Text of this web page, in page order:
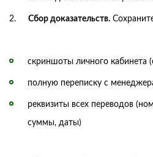
Сбор доказательств.
скриншоты личного кабинета
полную переписку с
реквизиты всех переводов
суммы, даты)